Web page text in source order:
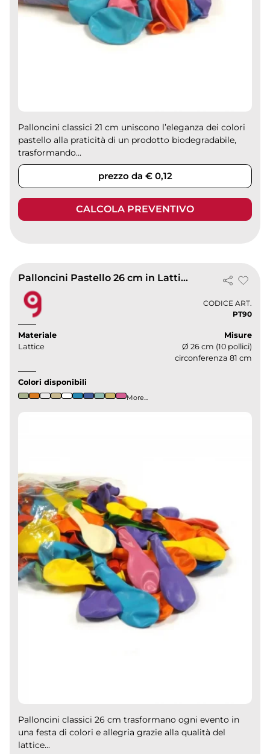
Palloncini classici 21 cm uniscono l’eleganza dei colori
pastello alla praticità di un prodotto biodegradabile,
trasformando...
prezzo da € 0,12
CALCOLA PREVENTIVO
Palloncini Pastello 26 cm in Lattice Colorati Biodegradabili
CODICE ART.
PT90
Materiale
Lattice
Misure
Ø 26 cm (10 pollici)
circonferenza 81 cm
Colori disponibili
More...
Palloncini classici 26 cm trasformano ogni evento in
una festa di colori e allegria grazie alla qualità del
lattice...